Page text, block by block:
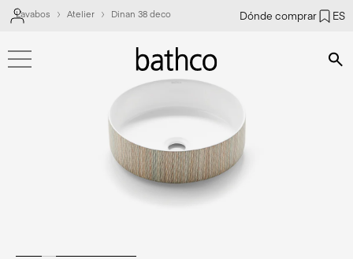
Dónde comprar ES
Lavabos Atelier Dinan 38 deco